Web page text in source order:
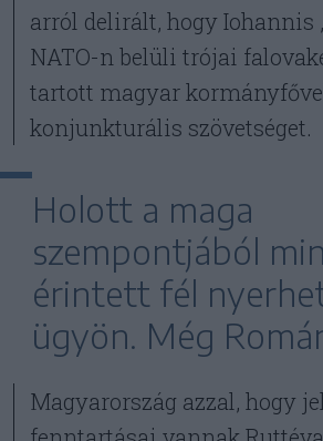
arról delirált, hogy Iohannis
NATO-n belüli trójai
tartott magyar
konjunkturális szövetséget.
Holott a maga
szempontjából
érintett fél
ügyön. Még
Magyarország azzal, hogy